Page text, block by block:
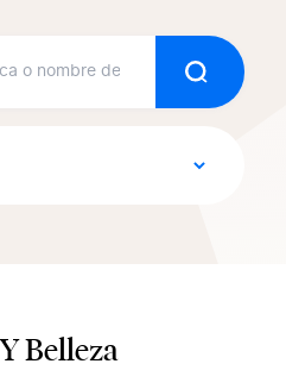
Buscar
Belleza